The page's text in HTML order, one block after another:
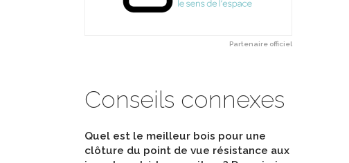
Partenaire officiel
Conseils connexes
Quel est le meilleur bois pour une
clôture du point de vue résistance aux